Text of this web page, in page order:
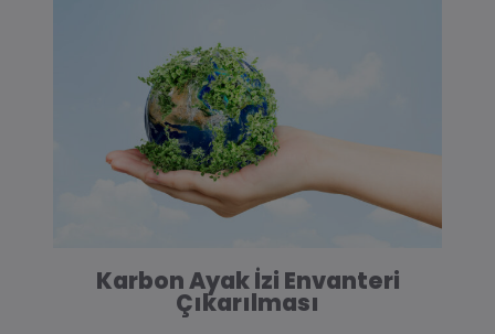
Karbon Ayak İzi Envanteri
Çıkarılması